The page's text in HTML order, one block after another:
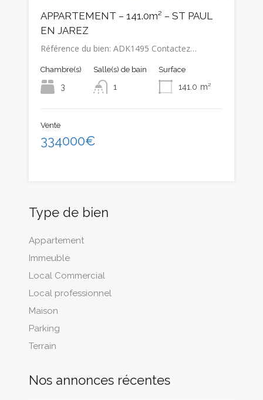
APPARTEMENT – 141.0m² – ST PAUL
EN JAREZ
Référence du bien: ADK1495 Contactez…
Chambre(s)
3
Salle(s) de bain
1
Surface
141.0 m²
Vente
334000€
Type de bien
Appartement
Immeuble
Local Commercial
Local professionnel
Maison
Parking
Terrain
Nos annonces récentes